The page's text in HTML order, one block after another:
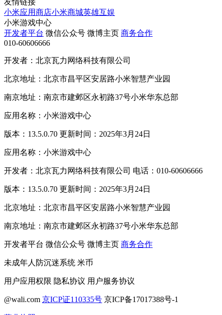
小米应用商店小米商城英雄互娱
小米游戏中心
开发者平台 微信公众号 微博主页 商务合作
010-60606666
开发者：北京瓦力网络科技有限公司
北京地址：北京市昌平区安居路小米智慧产业园
南京地址：南京市建邺区永初路37号小米华东总部
应用名称：小米游戏中心
版本：13.5.0.70 更新时间：2025年3月24日
应用名称：小米游戏中心
开发者：北京瓦力网络科技有限公司 电话：010-60606666
版本：13.5.0.70 更新时间：2025年3月24日
北京地址：北京市昌平区安居路小米智慧产业园
南京地址：南京市建邺区永初路37号小米华东总部
开发者平台 微信公众号 微博主页 商务合作
未成年人防沉迷系统 米币
用户应用权限 隐私协议 用户服务协议
@wali.com 京ICP证110335号 京ICP备17017388号-1